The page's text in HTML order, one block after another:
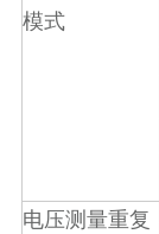
模式
电压测量重复